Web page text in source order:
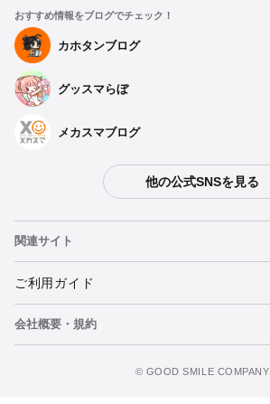
おすすめ情報をブログでチェック！
カホタンブログ
グッスマらぼ
メカスマブログ
他の公式SNSを見る
関連サイト
ねんどろいど
ねんどろいどフェイスメーカー
ご利用ガイド
重要なお知らせ
会社概要・規約
©️ GOOD SMILE COMPANY